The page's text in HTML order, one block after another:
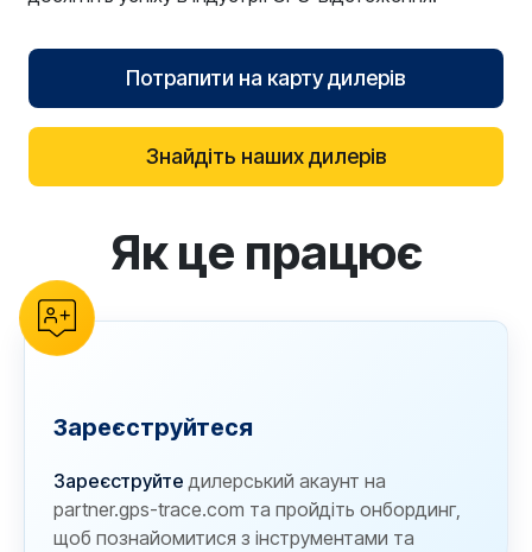
Потрапити на карту дилерів
Знайдіть наших дилерів
reCAPTCHA verificationЯк це працює
Зареєструйтеся
Зареєструйте дилерський акаунт на
partner.gps-trace.com та пройдіть онбординг,
щоб познайомитися з інструментами та